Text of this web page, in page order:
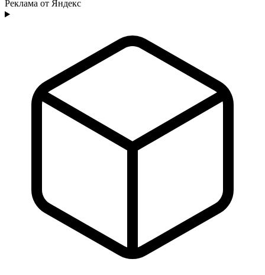
Реклама от Яндекс